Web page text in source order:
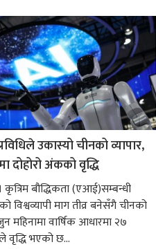
उकास्यो चीनको व्यापार,
दोहोरो अंकको वृद्धि
बौद्धिकता (एआई)सम्बन्धी
विश्वव्यापी माग तीव्र बनेसँगै चीनको
महिनामा वार्षिक आधारमा २७
वृद्धि भएको छ...